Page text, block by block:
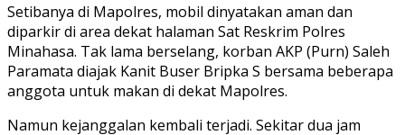
Setibanya di Mapolres, mobil dinyatakan aman dan
diparkir di area dekat halaman Sat Reskrim Polres
Minahasa. Tak lama berselang, korban AKP (Purn) Saleh
Paramata diajak Kanit Buser Bripka S bersama beberapa
anggota untuk makan di dekat Mapolres.
Namun kejanggalan kembali terjadi. Sekitar dua jam